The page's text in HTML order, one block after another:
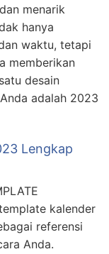
menarik
hanya
waktu, tetapi
memberikan
desain
adalah 2023
Lengkap
kalender
referensi
Anda.